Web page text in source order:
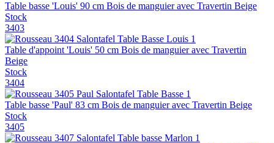
Table basse 'Louis' 90 cm Bois de manguier avec Travertin Beige
Stock
3403
Table d'appoint 'Louis' 50 cm Bois de manguier avec Travertin
Beige
Stock
3404
Table basse 'Paul' 83 cm Bois de manguier avec Travertin Beige
Stock
3405